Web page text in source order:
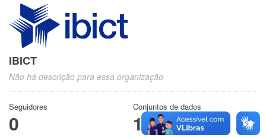
IBICT
Não há descrição para essa organização
Seguidores
0
Conjuntos de dados
1